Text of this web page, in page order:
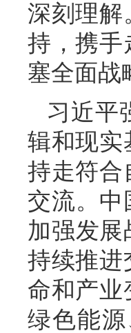
深刻理解
持，携手
塞全面战
习近平
辑和现实
持走符合
交流。中
加强发展
持续推进
命和产业
绿色能